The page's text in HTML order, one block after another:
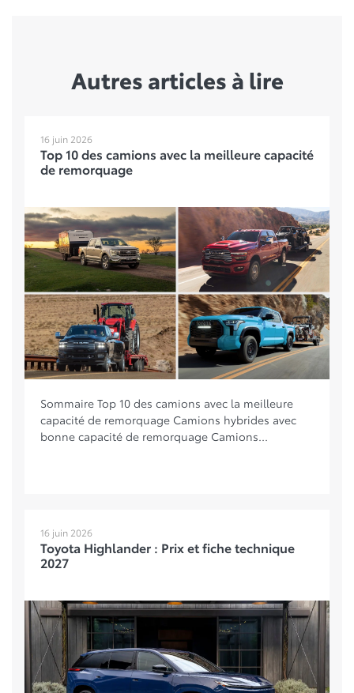
Autres articles à lire
16 juin 2026
Top 10 des camions avec la meilleure capacité
de remorquage
Sommaire Top 10 des camions avec la meilleure
capacité de remorquage Camions hybrides avec
bonne capacité de remorquage Camions...
16 juin 2026
Toyota Highlander : Prix et fiche technique
2027